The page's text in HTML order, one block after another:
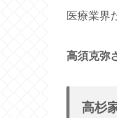
医療業界
高須克弥
高杉